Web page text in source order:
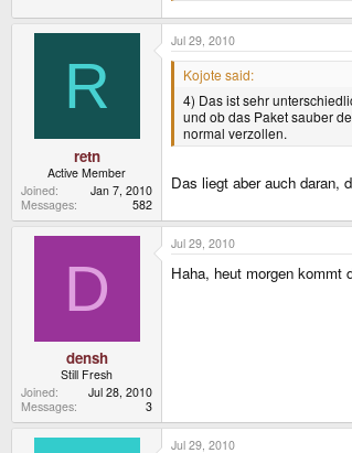
Ändert sich da noch was
3.) Das Ding befindet sich
das Gerät eingezogen
4.) Bringt es was, den
19 % Mwst.
Ich war mir jetzt nicht
R
retn
Active Member
Joined
Jan 7, 2010
Messages
582
Jul 29, 2010
Kojote said:
4) Das ist sehr
und ob das Paket sauber
normal verzollen.
Das liegt aber auch daran,
D
densh
Still Fresh
Joined
Jul 28, 2010
Messages
3
Jul 29, 2010
Haha, heut morgen kommt
Jul 29, 2010